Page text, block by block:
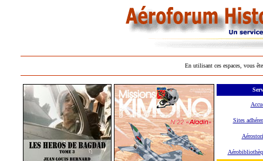
En utilisant ces espaces, vous
Sites